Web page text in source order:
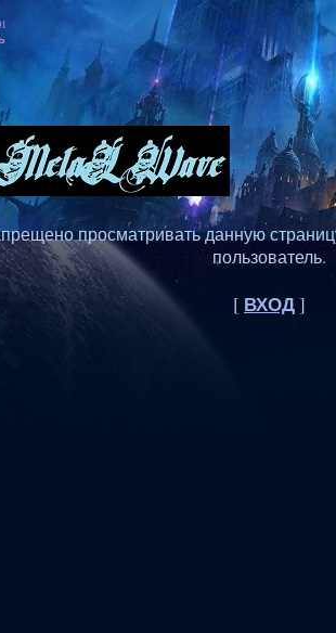
просматривать данную
пользователь.
[ ВХОД]